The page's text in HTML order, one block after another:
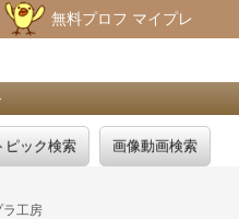
無料プロフ マイプレ
ピック検索 画像動画検索
ラ工房